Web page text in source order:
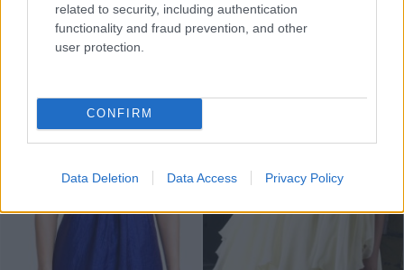
related to security, including authentication
functionality and fraud prevention, and other
user protection.
CONFIRM
Data Deletion Data Access Privacy Policy